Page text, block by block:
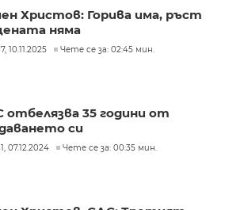
Христов: Горива има, ръст
няма
10.11.2025 Чете се за: 02:45 мин.
отбелязва 35 години от
си
07.12.2024 Чете се за: 00:35 мин.